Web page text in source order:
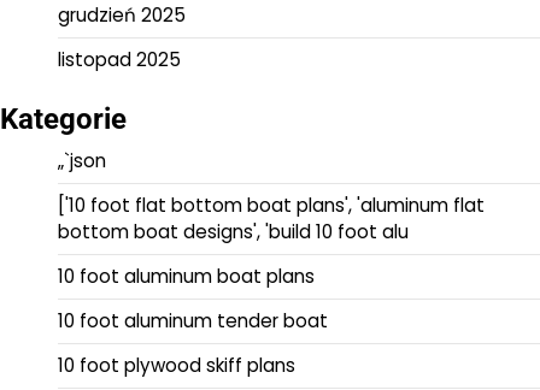
grudzień 2025
listopad 2025
Kategorie
„`json
['10 foot flat bottom boat plans', 'aluminum flat
bottom boat designs', 'build 10 foot alu
10 foot aluminum boat plans
10 foot aluminum tender boat
10 foot plywood skiff plans